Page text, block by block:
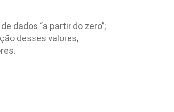
dados “a partir do zero”;
desses valores;